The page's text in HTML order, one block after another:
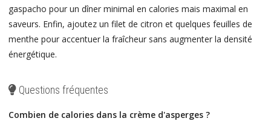
gaspacho pour un dîner minimal en calories mais maximal en
saveurs. Enfin, ajoutez un filet de citron et quelques feuilles de
menthe pour accentuer la fraîcheur sans augmenter la densité
énergétique.
Questions fréquentes
Combien de calories dans la crème d'asperges ?